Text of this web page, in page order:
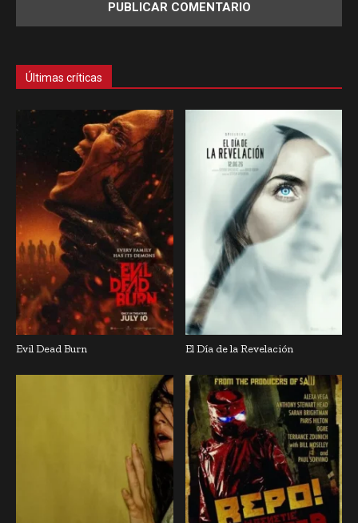
Últimas críticas
Evil Dead Burn El Día de la Revelación